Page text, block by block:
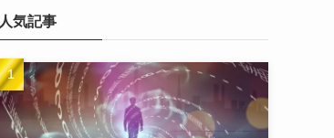
人気記事